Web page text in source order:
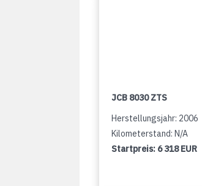
JCB 8030 ZTS
Herstellungsjahr: 2006
Kilometerstand: N/A
Startpreis: 6 318 EUR